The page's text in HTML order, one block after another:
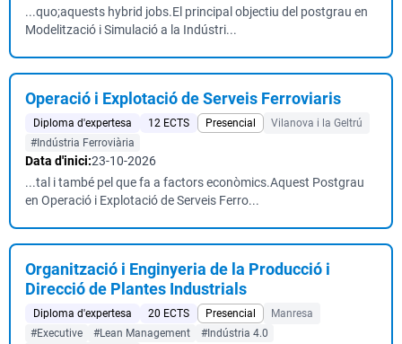
...quo;aquests hybrid jobs.El principal objectiu del postgrau en
Modelització i Simulació a la Indústri...
Operació i Explotació de Serveis Ferroviaris
Diploma d'expertesa 12 ECTS Presencial
Vilanova i la Geltrú
#Indústria Ferroviària
Data d'inici:23-10-2026
...tal i també pel que fa a factors econòmics.Aquest Postgrau
en Operació i Explotació de Serveis Ferro...
Organització i Enginyeria de la Producció i
Direcció de Plantes Industrials
Diploma d'expertesa 20 ECTS Presencial
Manresa
#Executive
#Lean Management #Indústria 4.0